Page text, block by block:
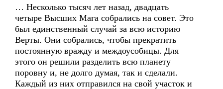
… Несколько тысяч лет назад, двадцать
четыре Высших Мага собрались на совет. Это
был единственный случай за всю историю
Верты. Они собрались, чтобы прекратить
постоянную вражду и междоусобицы. Для
этого он решили разделить всю планету
поровну и, не долго думая, так и сделали.
Каждый из них отправился на свой участок и